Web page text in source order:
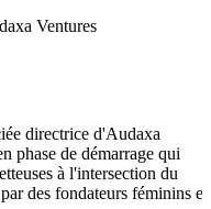
Ventures
directrice d'Audaxa
phase de démarrage qui
à l'intersection du
des fondateurs féminins et